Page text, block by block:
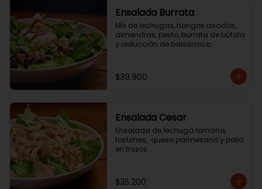
Ensalada Burrata
Mix de lechugas, hongos asados,
almendras, pesto, burrata de búfala
y reducción de balsámico.
$39.900
Ensalada Cesar
Ensalada de lechuga romana,
tostones,  queso parmesano y pollo
en trozos.
$35.200